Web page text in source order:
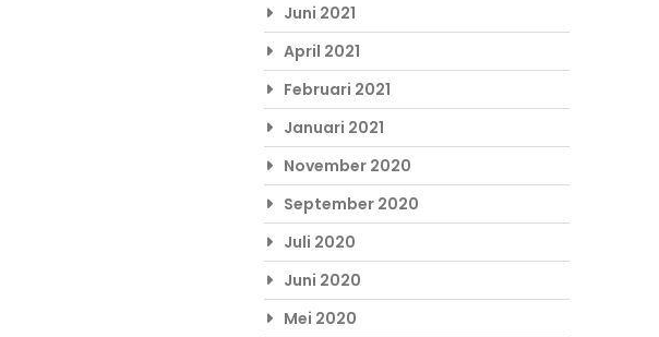
Juni 2021
April 2021
Februari 2021
Januari 2021
November 2020
September 2020
Juli 2020
Juni 2020
Mei 2020